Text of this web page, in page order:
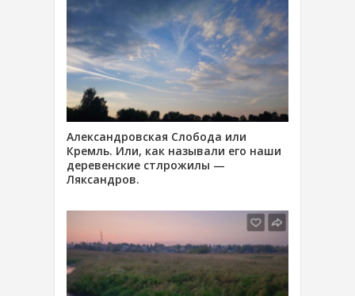
Александровская Слобода или
Кремль. Или, как называли его наши
деревенские стлрожилы —
Ляксандров.